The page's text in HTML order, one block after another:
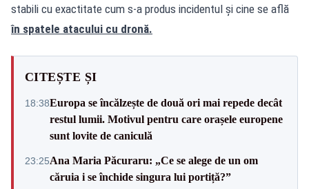
stabili cu exactitate cum s-a produs incidentul și cine se află
în spatele atacului cu dronă.
CITEȘTE ȘI
18:38Europa se încălzește de două ori mai repede decât
restul lumii. Motivul pentru care orașele europene
sunt lovite de caniculă
23:25Ana Maria Păcuraru: „Ce se alege de un om
căruia i se închide singura lui portiță?”